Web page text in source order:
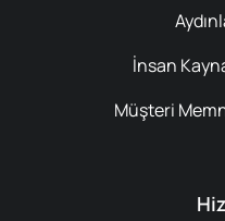
İnsan
Müşteri